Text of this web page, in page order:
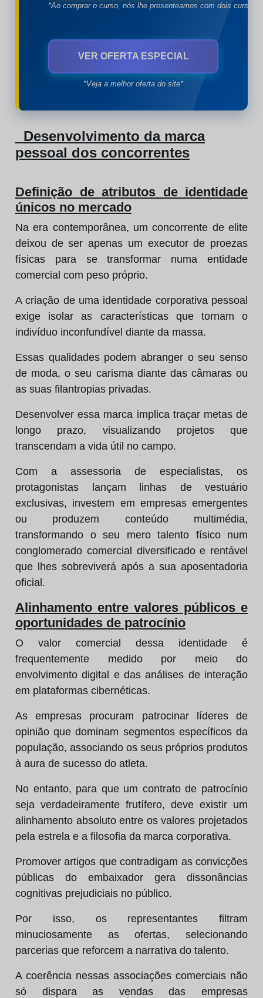
*Ao comprar o curso, nós lhe presenteamos com dois cursos
VER OFERTA ESPECIAL
*Veja a melhor oferta do site*
Desenvolvimento da marca
pessoal dos concorrentes
Definição de atributos de identidade
únicos no mercado
Na era contemporânea, um concorrente de elite
deixou de ser apenas um executor de proezas
físicas para se transformar numa entidade
comercial com peso próprio.
A criação de uma identidade corporativa pessoal
exige isolar as características que tornam o
indivíduo inconfundível diante da massa.
Essas qualidades podem abranger o seu senso
de moda, o seu carisma diante das câmaras ou
as suas filantropias privadas.
Desenvolver essa marca implica traçar metas de
longo prazo, visualizando projetos que
transcendam a vida útil no campo.
Com a assessoria de especialistas, os
protagonistas lançam linhas de vestuário
exclusivas, investem em empresas emergentes
ou produzem conteúdo multimédia,
transformando o seu mero talento físico num
conglomerado comercial diversificado e rentável
que lhes sobreviverá após a sua aposentadoria
oficial.
Alinhamento entre valores públicos e
oportunidades de patrocínio
O valor comercial dessa identidade é
frequentemente medido por meio do
envolvimento digital e das análises de interação
em plataformas cibernéticas.
As empresas procuram patrocinar líderes de
opinião que dominam segmentos específicos da
população, associando os seus próprios produtos
à aura de sucesso do atleta.
No entanto, para que um contrato de patrocínio
seja verdadeiramente frutífero, deve existir um
alinhamento absoluto entre os valores projetados
pela estrela e a filosofia da marca corporativa.
Promover artigos que contradigam as convicções
públicas do embaixador gera dissonâncias
cognitivas prejudiciais no público.
Por isso, os representantes filtram
minuciosamente as ofertas, selecionando
parcerias que reforcem a narrativa do talento.
A coerência nessas associações comerciais não
só dispara as vendas das empresas